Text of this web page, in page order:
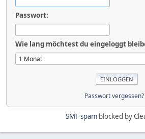
Passwort:
Wie lang möchtest du eingeloggt
Passwort vergessen?
SMF spamblocked by